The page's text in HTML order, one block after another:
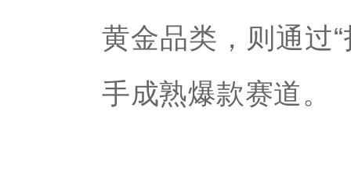
黄金品类，则通过
手成熟爆款赛道。